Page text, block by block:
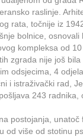
raslinje.
rata, točnije iz
bolnice,
kompleksa od
zgrada nije još bila
odsjecima, 4
i istraživački rad,
243
postojanja, unatoč
više od stotinu